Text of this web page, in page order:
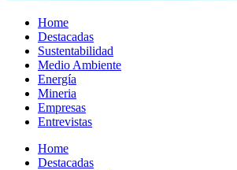
Home
Destacadas
Sustentabilidad
Medio Ambiente
Energía
Mineria
Empresas
Entrevistas
Menu
Home
Destacadas